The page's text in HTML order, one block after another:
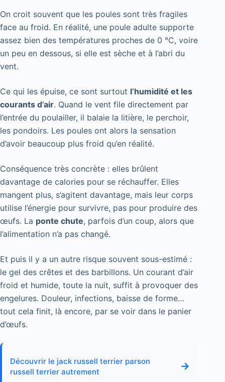
On croit souvent que les poules sont très fragiles
face au froid. En réalité, une poule adulte supporte
assez bien des températures proches de 0 °C, voire
un peu en dessous, si elle est sèche et à l’abri du
vent.
Ce qui les épuise, ce sont surtout l’humidité et les
courants d’air. Quand le vent file directement par
l’entrée du poulailler, il balaie la litière, le perchoir,
les pondoirs. Les poules ont alors la sensation
d’avoir beaucoup plus froid qu’en réalité.
Conséquence très concrète : elles brûlent
davantage de calories pour se réchauffer. Elles
mangent plus, s’agitent davantage, mais leur corps
utilise l’énergie pour survivre, pas pour produire des
œufs. La ponte chute, parfois d’un coup, alors que
l’alimentation n’a pas changé.
Et puis il y a un autre risque souvent sous-estimé :
le gel des crêtes et des barbillons. Un courant d’air
froid et humide, toute la nuit, suffit à provoquer des
engelures. Douleur, infections, baisse de forme…
tout cela finit, là encore, par se voir dans le panier
d’œufs.
Découvrir le jack russell terrier parson
russell terrier autrement
→